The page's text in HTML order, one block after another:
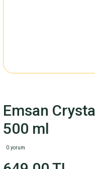
Emsan
500 ml
0 yorum